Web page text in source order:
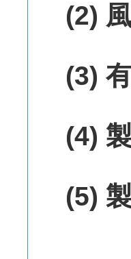
(2) 風
(3) 有
(4)
(5) 製